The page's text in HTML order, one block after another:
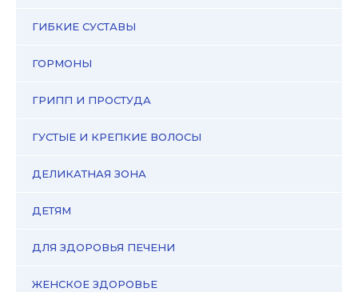
ГИБКИЕ СУСТАВЫ
ГОРМОНЫ
ГРИПП И ПРОСТУДА
ГУСТЫЕ И КРЕПКИЕ ВОЛОСЫ
ДЕЛИКАТНАЯ ЗОНА
ДЕТЯМ
ДЛЯ ЗДОРОВЬЯ ПЕЧЕНИ
ЖЕНСКОЕ ЗДОРОВЬЕ